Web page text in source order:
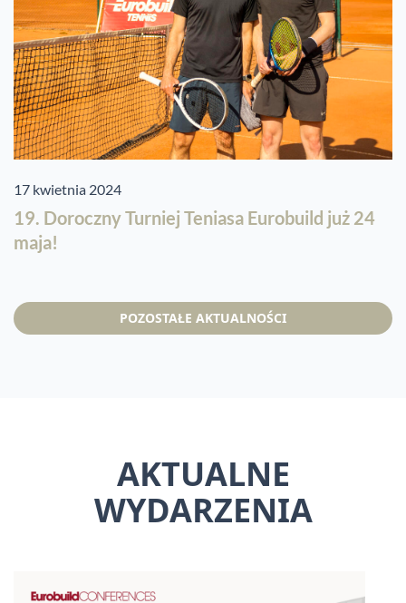
17 kwietnia 2024
19. Doroczny Turniej Teniasa Eurobuild już 24
maja!
POZOSTAŁE AKTUALNOŚCI
AKTUALNE
WYDARZENIA